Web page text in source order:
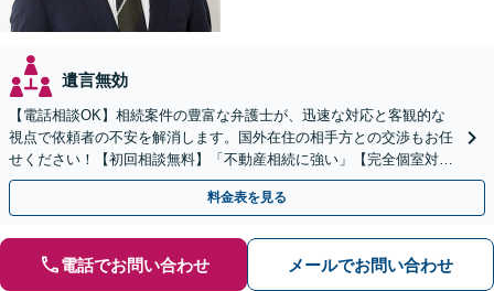
遺言無効
【電話相談OK】相続案件の豊富な弁護士が、迅速な対応と客観的な
視点で依頼者の不安を解消します。国外在住の相手方との交渉もお任
せください！【初回相談無料】「不動産相続に強い」【完全個室対
応】【バリアフリー対応】
料金表を見る
電話でお問い合わせ メールでお問い合わせ